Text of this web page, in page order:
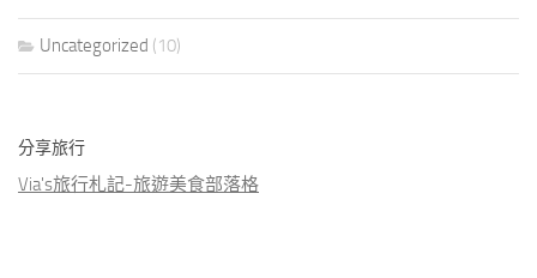
Uncategorized (10)
分享旅行
Via's旅行札記-旅遊美食部落格